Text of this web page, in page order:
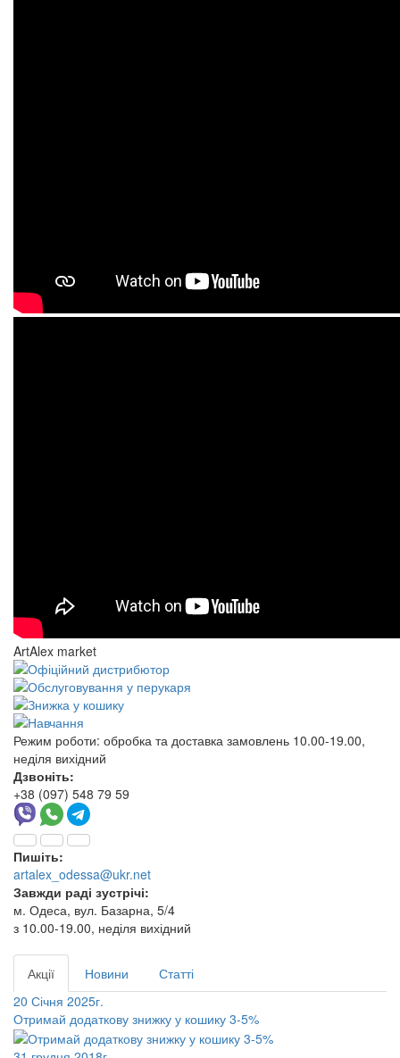
ArtAlex market
Режим роботи: обробка та доставка замовлень 10.00-19.00,
неділя вихідний
Дзвоніть:
+38 (097) 548 79 59
Пишіть:
artalex_odessa@ukr.net
Завжди раді зустрічі:
м. Одеса, вул. Базарна, 5/4
з 10.00-19.00, неділя вихідний
Акції Новини
Статті
20 Січня 2025г.
Отримай додаткову знижку у кошику 3-5%